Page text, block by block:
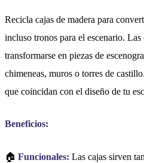
Recicla cajas de madera para
incluso tronos para el escenario. Las
transformarse en piezas de
chimeneas, muros o torres de
que coincidan con el diseño de tu
Beneficios:
🏠 Funcionales: Las cajas sirven